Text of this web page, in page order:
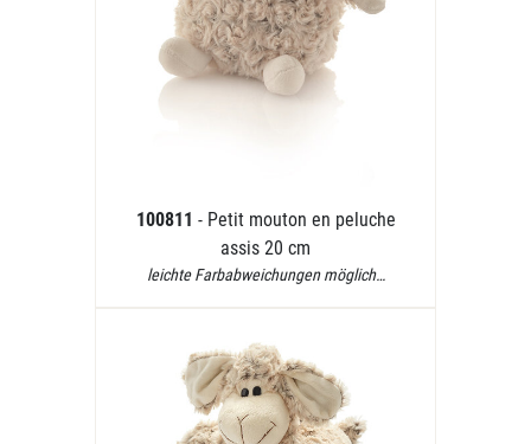
100811 - Petit mouton en peluche
assis 20 cm
leichte Farbabweichungen möglich…